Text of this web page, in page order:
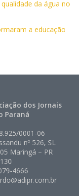
da água no
a educação
dos Jornais
Paraná
0001-06
nº 526, SL
Maringá – PR
4666